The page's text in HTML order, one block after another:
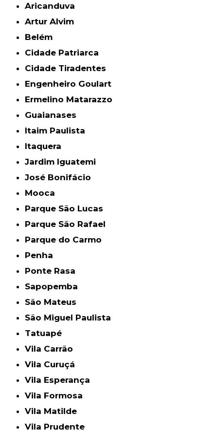
Aricanduva
Artur Alvim
Belém
Cidade Patriarca
Cidade Tiradentes
Engenheiro Goulart
Ermelino Matarazzo
Guaianases
Itaim Paulista
Itaquera
Jardim Iguatemi
José Bonifácio
Mooca
Parque São Lucas
Parque São Rafael
Parque do Carmo
Penha
Ponte Rasa
Sapopemba
São Mateus
São Miguel Paulista
Tatuapé
Vila Carrão
Vila Curuçá
Vila Esperança
Vila Formosa
Vila Matilde
Vila Prudente